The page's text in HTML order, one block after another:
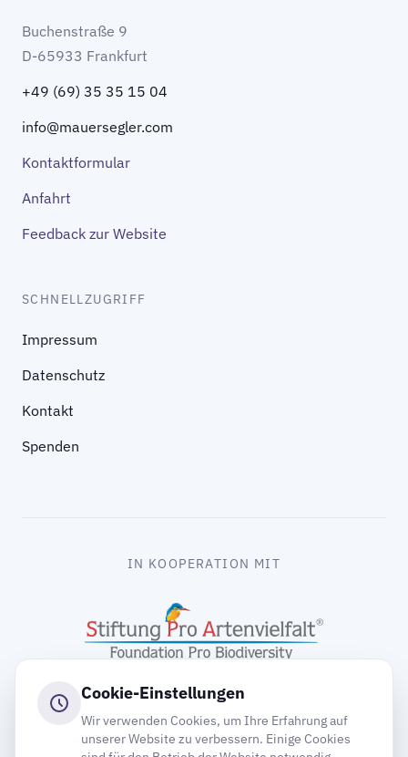
Buchenstraße 9
D-65933 Frankfurt
+49 (69) 35 35 15 04
info@mauersegler.com
Kontaktformular
Anfahrt
Feedback zur Website
SCHNELLZUGRIFF
Impressum
Datenschutz
Kontakt
Spenden
IN KOOPERATION MIT
Cookie-Einstellungen
Wir verwenden Cookies, um Ihre Erfahrung auf
unserer Website zu verbessern. Einige Cookies